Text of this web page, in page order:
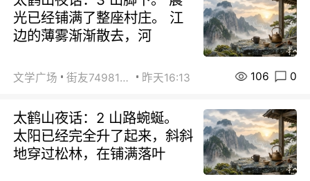
光已经铺满了整座村庄。 江
边的薄雾渐渐散去，河
文学广场 街友74981146 昨天16:13 106 0
太鹤山夜话：2 山路蜿蜒。
太阳已经完全升了起来，斜斜
地穿过松林，在铺满落叶